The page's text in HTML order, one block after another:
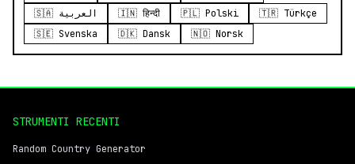
🇸🇦 العربية
🇮🇳 हिन्दी 🇵🇱 Polski
🇹🇷 Türkçe
🇸🇪 Svenska
🇩🇰 Dansk 🇳🇴 Norsk
STRUMENTI RECENTI
Random Country Generator